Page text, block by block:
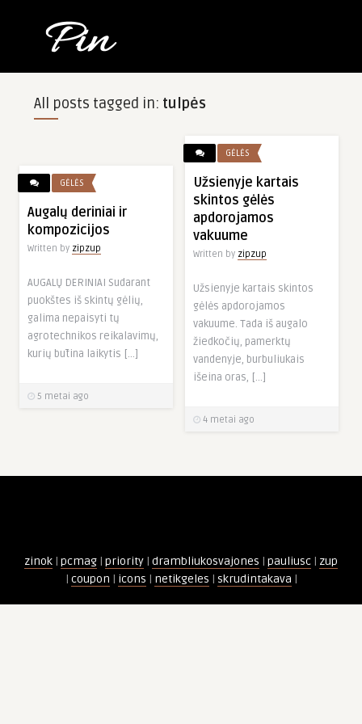
All posts tagged in: tulpės
GĖLĖS
Užsienyje kartais
skintos gėlės
apdorojamos
vakuume
Written by zipzup
Užsienyje kartais skintos
gėlės apdorojamos
vakuume. Tada iš augalo
žiedkočių, pamerktų
vandenyje, burbuliukais
išeina oras, […]
4 metai ago
GĖLĖS
Augalų deriniai ir
kompozicijos
Written by zipzup
AUGALŲ DERINIAI Sudarant
puokštes iš skintų gėlių,
galima nepaisyti tų
agrotechnikos reikalavimų,
kurių būtina laikytis […]
5 metai ago
zinok | pcmag | priority | drambliukosvajones | pauliusc | zup
| coupon | icons | netikgeles | skrudintakava |